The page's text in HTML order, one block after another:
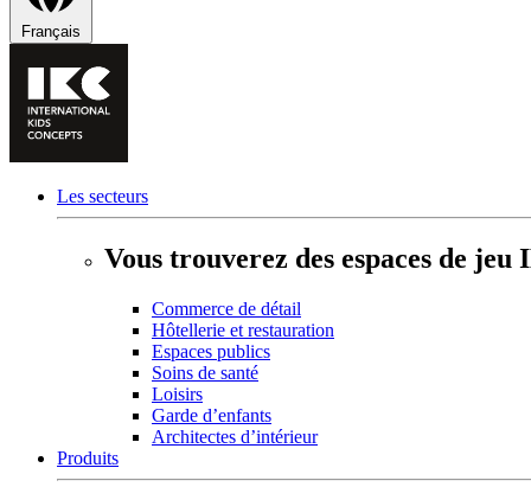
Français
Les secteurs
Vous trouverez des espaces de jeu
Commerce de détail
Hôtellerie et restauration
Espaces publics
Soins de santé
Loisirs
Garde d’enfants
Architectes d’intérieur
Produits